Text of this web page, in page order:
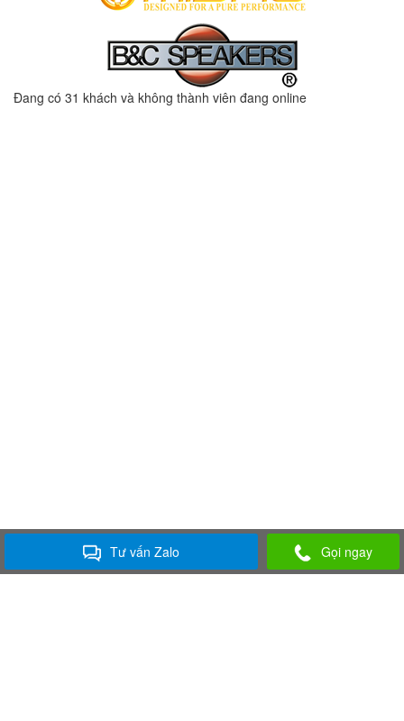
Đang có 31 khách và không thành viên đang online
Tư vấn Zalo Gọi ngay